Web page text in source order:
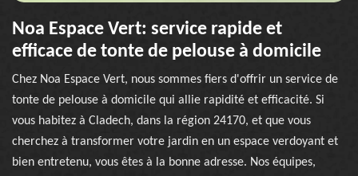
Noa Espace Vert: service rapide et
efficace de tonte de pelouse à domicile
Chez Noa Espace Vert, nous sommes fiers d'offrir un service de
tonte de pelouse à domicile qui allie rapidité et efficacité. Si
vous habitez à Cladech, dans la région 24170, et que vous
cherchez à transformer votre jardin en un espace verdoyant et
bien entretenu, vous êtes à la bonne adresse. Nos équipes,